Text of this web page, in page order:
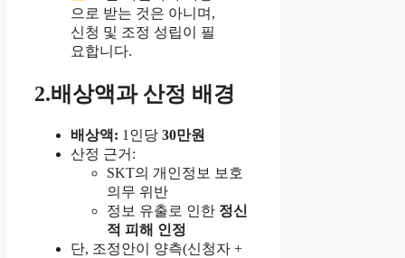
으로 받는 것은 아니며,
신청 및 조정 성립이 필
요합니다.
2.배상액과 산정 배경
배상액: 1인당 30만원
산정 근거:
SKT의 개인정보 보호
의무 위반
정보 유출로 인한 정신
적 피해 인정
단, 조정안이 양측(신청자 +